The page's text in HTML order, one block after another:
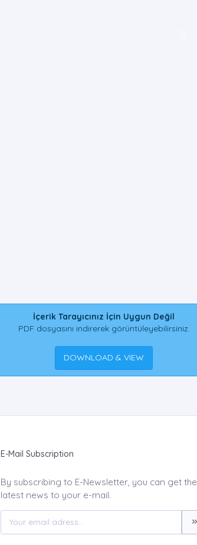
İçerik Tarayıcınız İçin Uygun Değil
PDF dosyasını indirerek görüntüleyebilirsiniz.
DOWNLOAD & VIEW
E-Mail Subscription
By subscribing to E-Newsletter, you can get the
latest news to your e-mail.